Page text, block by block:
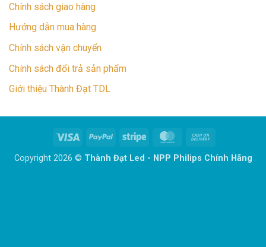
Chính sách giao hàng
Hướng dẫn mua hàng
Chính sách vận chuyển
Chính sách đổi trả sản phẩm
Giới thiệu Thành Đạt TDL
Visa PayPal Stripe MasterCard
Delivery
Copyright 2026 © Thành Đạt Led - NPP Philips Chính Hãng